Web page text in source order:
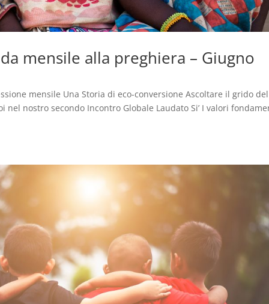
mensile alla preghiera – Giugno
mensile Una Storia di eco-conversione Ascoltare il grido del
nostro secondo Incontro Globale Laudato Si’ I valori